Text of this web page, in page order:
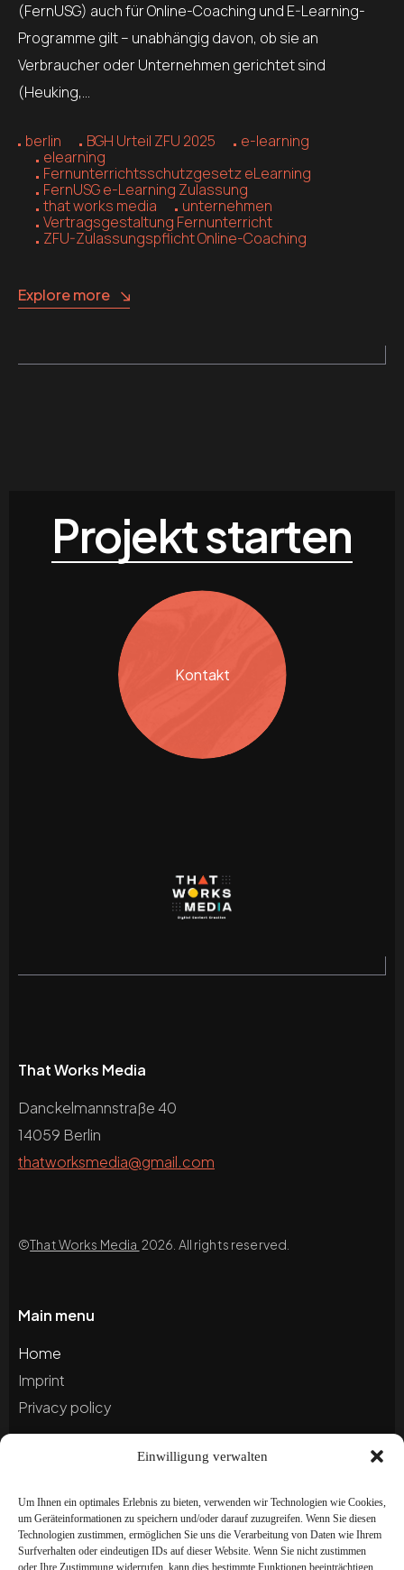
Einwilligung verwalten
Um Ihnen ein optimales Erlebnis zu bieten, verwenden wir Technologien wie Cookies,
um Geräteinformationen zu speichern und/oder darauf zuzugreifen. Wenn Sie diesen
Technologien zustimmen, ermöglichen Sie uns die Verarbeitung von Daten wie Ihrem
Surfverhalten oder eindeutigen IDs auf dieser Website. Wenn Sie nicht zustimmen
oder Ihre Zustimmung widerrufen, kann dies bestimmte Funktionen beeinträchtigen.
(FernUSG) auch für Online-Coaching und E-Learning-
Programme gilt – unabhängig davon, ob sie an
Verbraucher oder Unternehmen gerichtet sind
(Heuking,…
berlin BGH Urteil ZFU 2025
e-learning
elearning
Fernunterrichtsschutzgesetz eLearning
FernUSG e-Learning Zulassung
that works media
unternehmen
Vertragsgestaltung Fernunterricht
ZFU-Zulassungspflicht Online-Coaching
Explore more
Projekt starten
Kontakt
That Works Media
Danckelmannstraße 40
14059 Berlin
thatworksmedia@gmail.com
©That Works Media 2026. All rights reserved.
Main menu
Home
Imprint
Privacy policy
Newsletter